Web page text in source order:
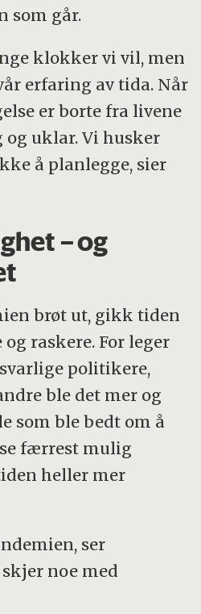
som går.
klokker vi vil, men
erfaring av tida. Når
er borte fra livene
og uklar. Vi husker
å planlegge, sier
– og
brøt ut, gikk tiden
raskere. For leger
politikere,
ble det mer og
som ble bedt om å
færrest mulig
heller mer
ser
noe med